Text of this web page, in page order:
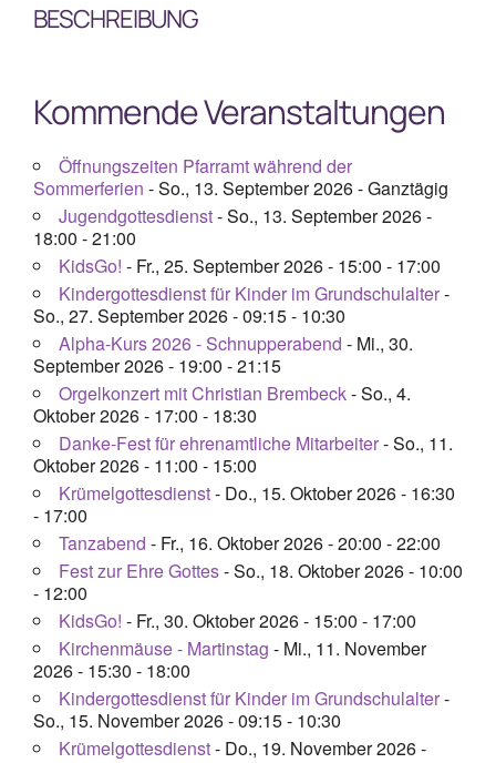
Kitas
Mitarbeiterplan
Kontakt
BESCHREIBUNG
Kommende Veranstaltungen
Öffnungszeiten Pfarramt während der
Sommerferien - So., 13. September 2026 - Ganztägig
Jugendgottesdienst- So., 13. September 2026 -
18:00 - 21:00
KidsGo! - Fr., 25. September 2026 - 15:00 - 17:00
Kindergottesdienst für Kinder im Grundschulalter-
So., 27. September 2026 - 09:15 - 10:30
Alpha-Kurs 2026 - Schnupperabend - Mi., 30.
September 2026 - 19:00 - 21:15
Orgelkonzert mit Christian Brembeck- So., 4.
Oktober 2026 - 17:00 - 18:30
Danke-Fest für ehrenamtliche Mitarbeiter- So., 11.
Oktober 2026 - 11:00 - 15:00
Krümelgottesdienst- Do., 15. Oktober 2026 - 16:30
- 17:00
Tanzabend - Fr., 16. Oktober 2026 - 20:00 - 22:00
Fest zur Ehre Gottes- So., 18. Oktober 2026 - 10:00
- 12:00
KidsGo! - Fr., 30. Oktober 2026 - 15:00 - 17:00
Kirchenmäuse - Martinstag - Mi., 11. November
2026 - 15:30 - 18:00
Kindergottesdienst für Kinder im Grundschulalter-
So., 15. November 2026 - 09:15 - 10:30
Krümelgottesdienst- Do., 19. November 2026 -